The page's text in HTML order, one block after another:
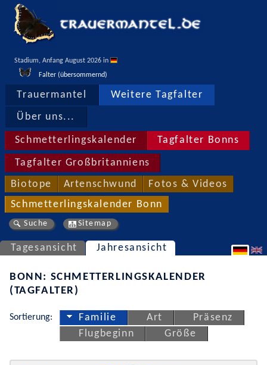
Stadium, Anfang August 2026 in
Falter (übersommernd)
Trauermantel Weitere Tagfalter
Über uns...
Schmetterlingskalender Tagfalter Bonns
Tagfalter Großbritanniens
Biotope Artenschwund Fotos & Videos
Schmetterlingskalender Bonn
Suche Sitemap
Tagesansicht Jahresansicht
BONN: SCHMETTERLINGSKALENDER
(TAGFALTER)
Sortierung: Familie Art
Präsenz
Flugbeginn
Größe